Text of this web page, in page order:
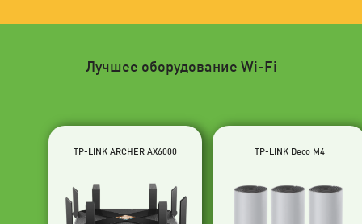
Лучшее оборудование Wi-Fi
TP-LINK ARCHER AX6000 TP-LINK Deco M4